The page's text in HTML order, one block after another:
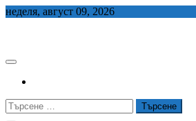
Skip
неделя, август 09, 2026
Търсене
за: